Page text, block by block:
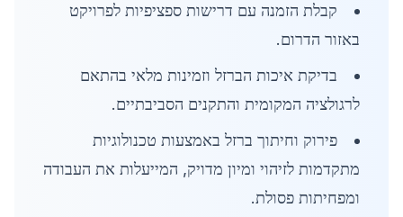
קבלת הזמנה עם דרישות ספציפיות לפרויקט
באזור הדרום.
בדיקת איכות הברזל וזמינות מלאי בהתאם
לרגולציה המקומית והתקנים הסביבתיים.
פירוק וחיתוך ברזל באמצעות טכנולוגיות
מתקדמות לזיהוי ומיון מדויק, המייעלות את העבודה
ומפחיתות פסולת.